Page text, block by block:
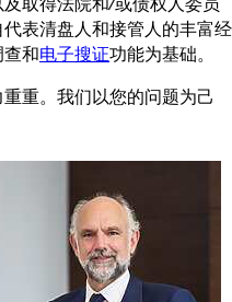
表清盘人和接管人的丰富经
和电子搜证功能为基础。
重。我们以您的问题为己